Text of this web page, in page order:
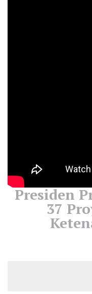
Presiden
37